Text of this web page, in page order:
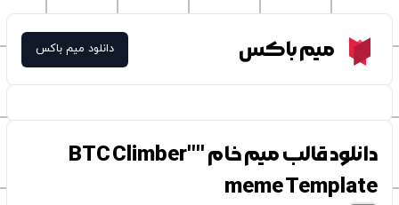
Meme Boxمیم باکس دانلود میم باکس
دانلود قالب میم خام ''BTC Climber''
meme Template